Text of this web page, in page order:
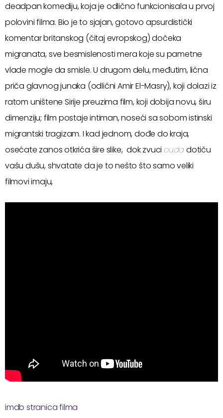
deadpan komediju, koja je odlično funkcionisala u prvoj
polovini filma. Bio je to sjajan, gotovo apsurdistički
komentar britanskog (čitaj evropskog) dočeka
migranata, sve besmislenosti mera koje su pametne
vlade mogle da smisle. U drugom delu, međutim, lična
priča glavnog junaka (odlični Amir El-Masry), koji dolazi iz
ratom uništene Sirije preuzima film, koji dobija novu, širu
dimenziju; film postaje intiman, noseći sa sobom istinski
migrantski tragizam. I kad jednom, dođe do kraja,
osećate zanos otkrića šire slike, dok zvuci ouda dotiču
vašu dušu, shvatate da je to nešto što samo veliki
filmovi imaju,
imdb stranica filma